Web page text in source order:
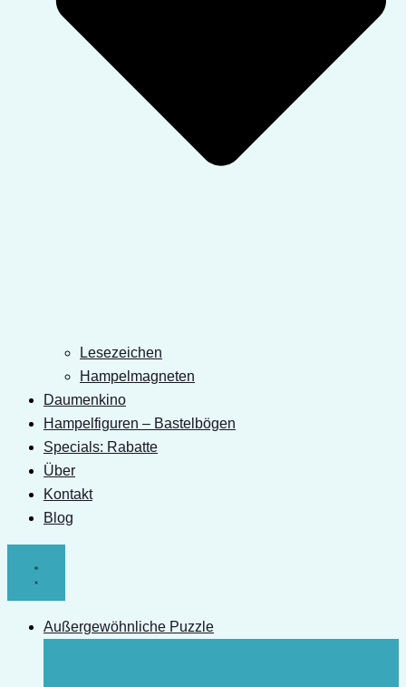
Lesezeichen
Hampelmagneten
Daumenkino
Hampelfiguren – Bastelbögen
Specials: Rabatte
Über
Kontakt
Blog
Außergewöhnliche Puzzle